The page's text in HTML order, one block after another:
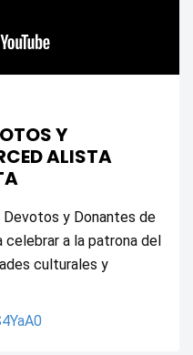
Y
ALISTA
y Donantes de
a la patrona del
culturales y